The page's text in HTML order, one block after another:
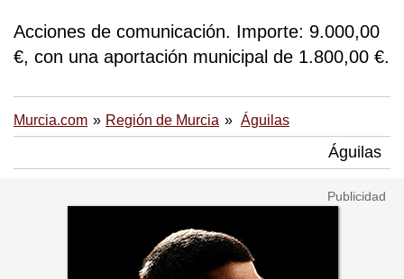
Acciones de comunicación. Importe: 9.000,00
€, con una aportación municipal de 1.800,00 €.
Murcia.com Región de Murcia Águilas
Águilas